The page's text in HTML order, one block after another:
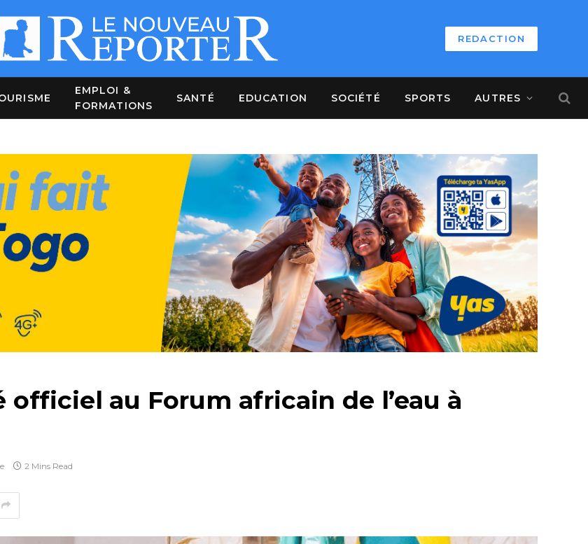
REDACTION
EMPLOI &
FORMATIONS
SANTÉ EDUCATION SOCIÉTÉ SPORTS AUTRES
officiel au Forum africain de l’eau à
2 Mins Read